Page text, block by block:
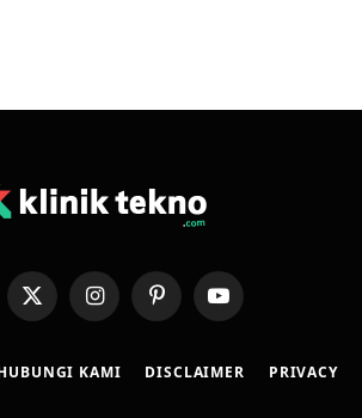
X
InstagramPinterestYouTube
KAMI DISCLAIMER PRIVACY